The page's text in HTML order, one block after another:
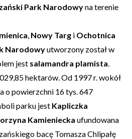
Park Narodowyna terenie
, Nowy Targ i Ochotnica
Narodowyutworzony został w
jest salamandra plamista.
hektarów. Od 1997 r. wokół
o powierzchni 16 tys. 647
parku jest Kapliczka
Kamieniecka ufundowana
bacę Tomasza Chlipałę